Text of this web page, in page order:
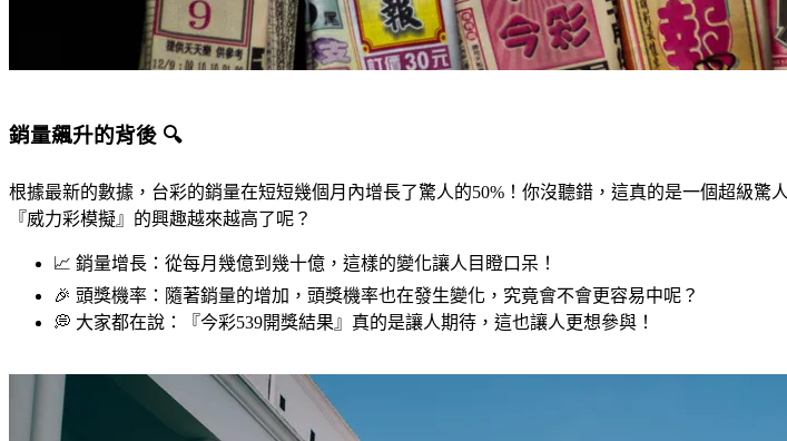
銷量飆升的背後 🔍
根據最新的數據，台彩的銷量在短短幾個月內增長了驚人的50%！你沒聽錯，這真的是一個超級
『威力彩模擬』的興趣越來越高了呢？
📈 銷量增長：從每月幾億到幾十億，這樣的變化讓人目瞪口呆！
🎉 頭獎機率：隨著銷量的增加，頭獎機率也在發生變化，究竟會不會更容易中呢？
💭 大家都在說：『今彩539開獎結果』真的是讓人期待，這也讓人更想參與！